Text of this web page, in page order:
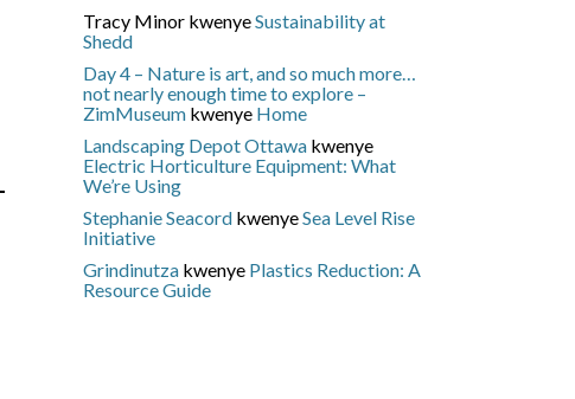
Tracy Minor kwenyeSustainability at
Shedd
Day 4 – Nature is art, and so much more…
not nearly enough time to explore –
ZimMuseum kwenye Home
Landscaping Depot Ottawa kwenye
Electric Horticulture Equipment: What
We’re Using
Stephanie Seacord kwenyeSea Level Rise
Initiative
Grindinutza kwenye Plastics Reduction: A
Resource Guide